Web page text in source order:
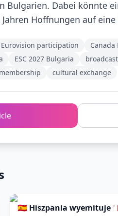
Bulgarien. Dabei könnte
Hoffnungen auf
Eurovision participation
Canada
ESC 2027 Bulgaria
cultural exchange
🇪🇸 Hiszpania wyemituje